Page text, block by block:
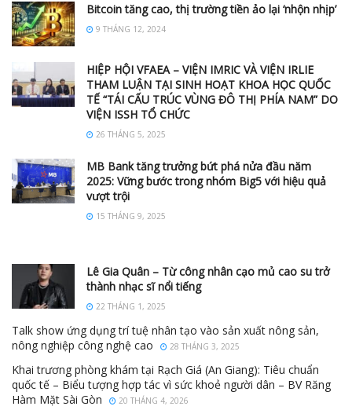
Bitcoin tăng cao, thị trường tiền ảo lại ‘nhộn nhịp’
9 THÁNG 12, 2024
HIỆP HỘI VFAEA – VIỆN IMRIC VÀ VIỆN IRLIE
THAM LUẬN TẠI SINH HOẠT KHOA HỌC QUỐC
TẾ “TÁI CẤU TRÚC VÙNG ĐÔ THỊ PHÍA NAM” DO
VIỆN ISSH TỔ CHỨC
26 THÁNG 5, 2025
MB Bank tăng trưởng bứt phá nửa đầu năm
2025: Vững bước trong nhóm Big5 với hiệu quả
vượt trội
15 THÁNG 9, 2025
Lê Gia Quân – Từ công nhân cạo mủ cao su trở
thành nhạc sĩ nổi tiếng
22 THÁNG 1, 2025
Talk show ứng dụng trí tuệ nhân tạo vào sản xuất nông sản,
nông nghiệp công nghệ cao
28 THÁNG 3, 2025
Khai trương phòng khám tại Rạch Giá (An Giang): Tiêu chuẩn
quốc tế – Biểu tượng hợp tác vì sức khoẻ người dân – BV Răng
Hàm Mặt Sài Gòn
20 THÁNG 4, 2026